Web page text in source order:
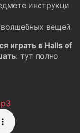
инструкци
вещей
играть в Halls of
: тут полно